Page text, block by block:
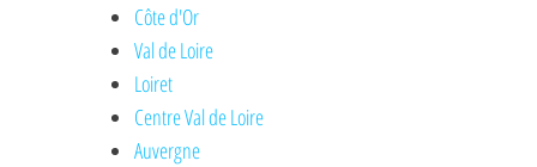
Côte d'Or
Val de Loire
Loiret
Centre Val de Loire
Auvergne